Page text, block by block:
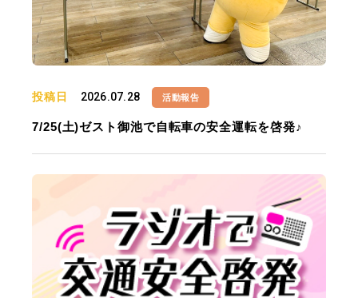
投稿日 2026.07.28 活動報告
7/25(土)ゼスト御池で自転車の安全運転を啓発♪